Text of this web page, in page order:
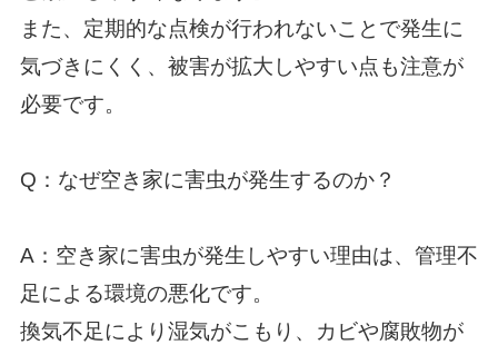
また、定期的な点検が行われないことで発生に
気づきにくく、被害が拡大しやすい点も注意が
必要です。
Q：なぜ空き家に害虫が発生するのか？
A：空き家に害虫が発生しやすい理由は、管理不
足による環境の悪化です。
換気不足により湿気がこもり、カビや腐敗物が